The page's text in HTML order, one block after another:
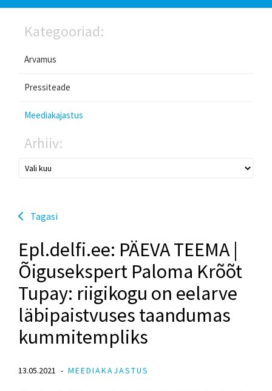
Kategooriad:
Arvamus
Pressiteade
Meediakajastus
Arhiiv:
Tagasi
Epl.delfi.ee: PÄEVA TEEMA |
Õigusekspert Paloma Krõõt
Tupay: riigikogu on eelarve
läbipaistvuses taandumas
kummitempliks
13.05.2021 MEEDIAKAJASTUS